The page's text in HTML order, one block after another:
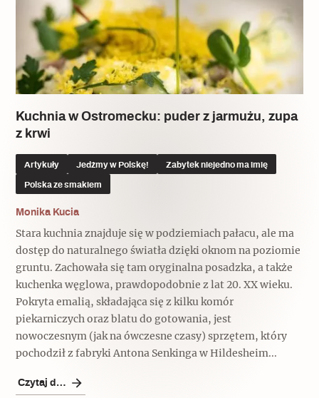
Kuchnia w Ostromecku: puder z jarmużu, zupa
z krwi
Artykuły Jedźmy w Polskę! Zabytek niejedno ma imię
Polska ze smakiem
Monika Kucia
Stara kuchnia znajduje się w podziemiach pałacu, ale ma
dostęp do naturalnego światła dzięki oknom na poziomie
gruntu. Zachowała się tam oryginalna posadzka, a także
kuchenka węglowa, prawdopodobnie z lat 20. XX wieku.
Pokryta emalią, składająca się z kilku komór
piekarniczych oraz blatu do gotowania, jest
nowoczesnym (jak na ówczesne czasy) sprzętem, który
pochodził z fabryki Antona Senkinga w Hildesheim...
Czytaj dalej